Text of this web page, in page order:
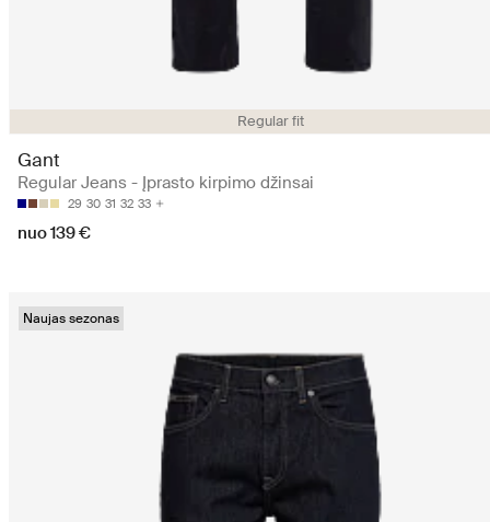
Regular fit
Gant
Regular Jeans - Įprasto kirpimo džinsai
29 30 31 32 33
nuo 139 €
Naujas sezonas